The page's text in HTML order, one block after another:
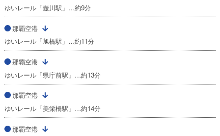
ゆいレール「壺川駅」…約9分
那覇空港
ゆいレール「旭橋駅」…約11分
那覇空港
ゆいレール「県庁前駅」…約13分
那覇空港
ゆいレール「美栄橋駅」…約14分
那覇空港